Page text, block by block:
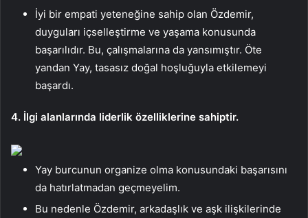
İyi bir empati yeteneğine sahip olan Özdemir,
duyguları içselleştirme ve yaşama konusunda
başarılıdır. Bu, çalışmalarına da yansımıştır. Öte
yandan Yay, tasasız doğal hoşluğuyla etkilemeyi
başardı.
4. İlgi alanlarında liderlik özelliklerine sahiptir.
Yay burcunun organize olma konusundaki başarısını
da hatırlatmadan geçmeyelim.
Bu nedenle Özdemir, arkadaşlık ve aşk ilişkilerinde